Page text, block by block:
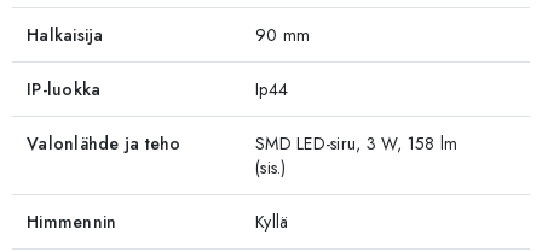
Halkaisija 90 mm
IP-luokka Ip44
Valonlähde ja teho
SMD LED-siru, 3 W, 158 lm
(sis.)
Himmennin Kyllä